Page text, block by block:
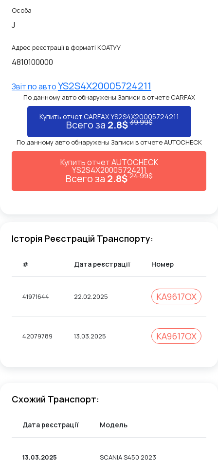
Особа
J
Адрес реєстрації в форматі КОАТУУ
4810100000
Звiт по автоYS2S4X20005724211
По данному авто обнаружены Записи в отчете CARFAX
Купить отчет CARFAX YS2S4X20005724211
Всего за 2.8$39.99$
По данному авто обнаружены Записи в отчете AUTOCHECK
Купить отчет AUTOCHECK
YS2S4X20005724211
Всего за 2.8$24.99$
Історія Реєстрацій Транспорту:
# Дата реєстрації Номер
41971644 22.02.2025 КА9617ОХ
42079789 13.03.2025 КА9617ОХ
Схожий Транспорт:
Дата реєстрації Модель
13.03.2025 SCANIA S450 2023